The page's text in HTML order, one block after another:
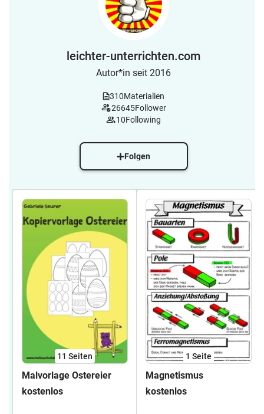
leichter-unterrichten.com
Autor*in seit 2016
310Materialien
26645Follower
10Following
Folgen
11 Seiten
Malvorlage Ostereier
kostenlos
1 Seite
Magnetismus
kostenlos